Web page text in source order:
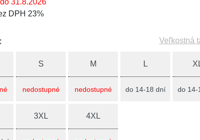
31.8.2026
DPH 23%
Veľkostná
S
nedostupné
M
nedostupné
L
do 14-18 dní do 14-
3XL 4XL